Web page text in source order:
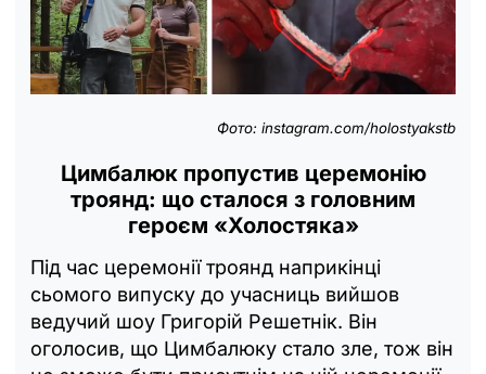
Фото: instagram.com/holostyakstb
Цимбалюк пропустив церемонію
троянд: що сталося з головним
героєм «Холостяка»
Під час церемонії троянд наприкінці
сьомого випуску до учасниць вийшов
ведучий шоу Григорій Решетнік. Він
оголосив, що Цимбалюку стало зле, тож він